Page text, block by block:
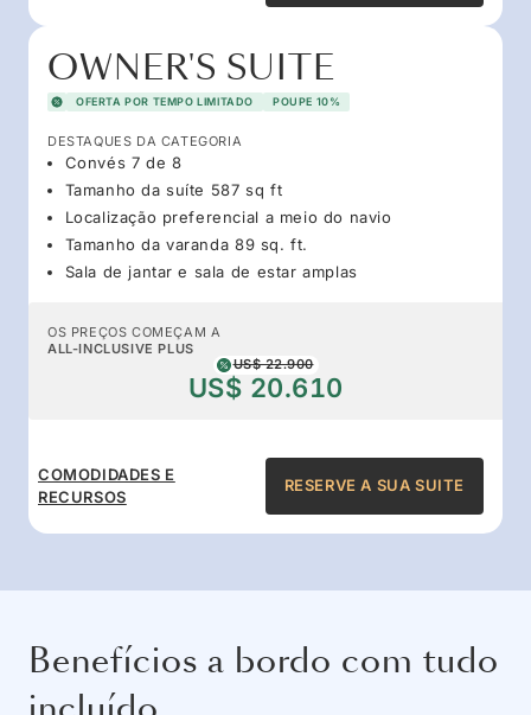
OWNER'S SUITE
OFERTA POR TEMPO LIMITADO POUPE 10%
DESTAQUES DA CATEGORIA
Convés 7 de 8
Tamanho da suíte 587 sq ft
Localização preferencial a meio do navio
Tamanho da varanda 89 sq. ft.
Sala de jantar e sala de estar amplas
OS PREÇOS COMEÇAM A
ALL-INCLUSIVE PLUS
US$ 22.900
US$ 20.610
COMODIDADES E
RECURSOS
RESERVE A SUA SUITE
Benefícios a bordo com tudo